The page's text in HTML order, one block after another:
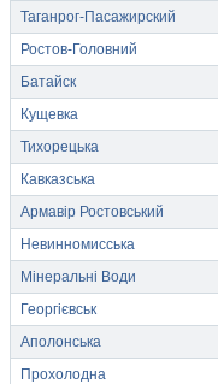
Таганрог-Пасажирский
Ростов-Головний
Батайск
Кущевка
Тихорецька
Кавказська
Армавір Ростовський
Невинномисська
Мінеральні Води
Георгієвськ
Аполонська
Прохолодна